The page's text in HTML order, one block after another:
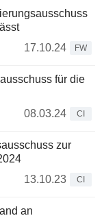
17.10.24
FW
für die
08.03.24
CI
zur
13.10.23
CI
an